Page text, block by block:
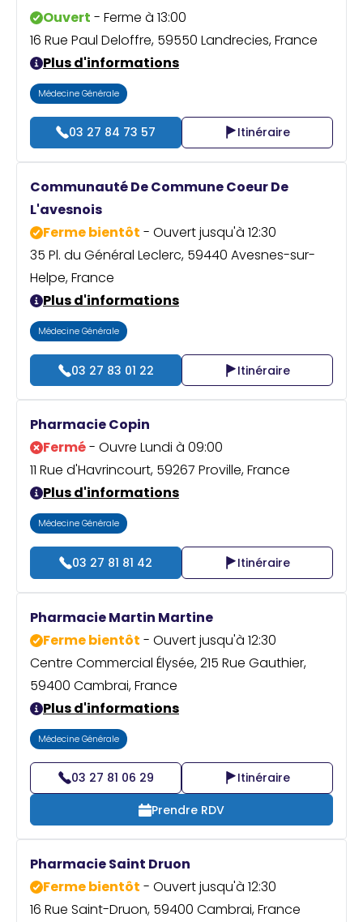
Ouvert - Ferme à 13:00
16 Rue Paul Deloffre, 59550 Landrecies, France
Plus d'informations
Médecine Générale
03 27 84 73 57 Itinéraire
Communauté De Commune Coeur De
L'avesnois
Ferme bientôt - Ouvert jusqu'à 12:30
35 Pl. du Général Leclerc, 59440 Avesnes-sur-
Helpe, France
Plus d'informations
Médecine Générale
03 27 83 01 22 Itinéraire
Pharmacie Copin
Fermé- Ouvre Lundi à 09:00
11 Rue d'Havrincourt, 59267 Proville, France
Plus d'informations
Médecine Générale
03 27 81 81 42 Itinéraire
Pharmacie Martin Martine
Ferme bientôt - Ouvert jusqu'à 12:30
Centre Commercial Élysée, 215 Rue Gauthier,
59400 Cambrai, France
Plus d'informations
Médecine Générale
03 27 81 06 29
Itinéraire
Prendre RDV
Pharmacie Saint Druon
Ferme bientôt - Ouvert jusqu'à 12:30
16 Rue Saint-Druon, 59400 Cambrai, France